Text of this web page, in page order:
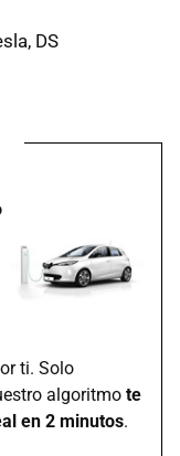
DS
ti. Solo
algoritmo te
en 2 minutos.